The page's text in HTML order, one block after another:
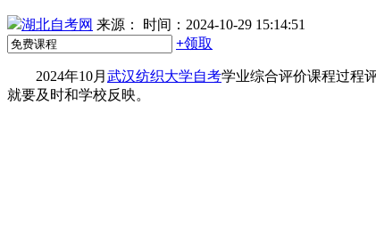
湖北自考网 来源：
时间：2024-10-29 15:14:51
+领取
2024年10月 武汉纺织大学自考学业综合评价课程过程
就要及时和学校反映。